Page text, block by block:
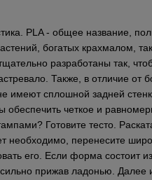
PLA - общее название,
богатых крахмалом,
разработаны так,
Также, в отличие от
имеют сплошной задней
обеспечить четкое и
Готовите тесто.
необходимо, перенесите
его. Если форма состоит
прижав ладонью. Далее